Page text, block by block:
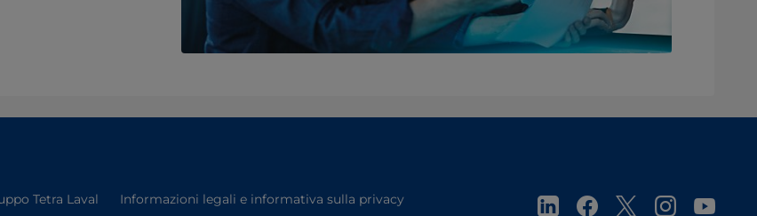
Tetra Laval Informazioni legali e informativa sulla privacy